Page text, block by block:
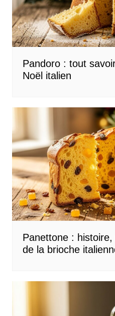
Pandoro : tout
Noël italien
Panettone :
de la brioche